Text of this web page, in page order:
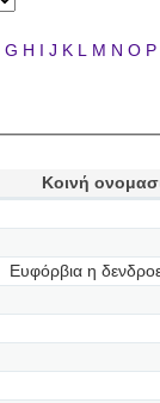
G H I J K L M N O P
Κοινή
Ευφόρβια η